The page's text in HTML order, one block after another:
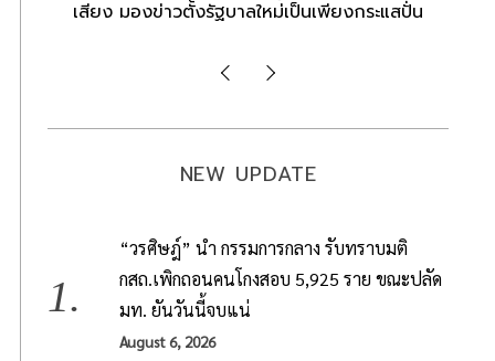
เสียง มองข่าวตั้งรัฐบาลใหม่เป็นเพียงกระแสปั่น
NEW UPDATE
“วรศิษฎ์” นำ กรรมการกลาง รับทราบมติ
กสถ.เพิกถอนคนโกงสอบ 5,925 ราย ขณะปลัด
มท. ยันวันนี้จบแน่
August 6, 2026